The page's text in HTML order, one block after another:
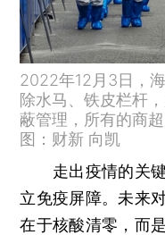
2022年12月3日，
除水马、铁皮栏杆
蔽管理，所有的商
图：财新 向凯
走出疫情的关键
立免疫屏障。未来
在于核酸清零，而